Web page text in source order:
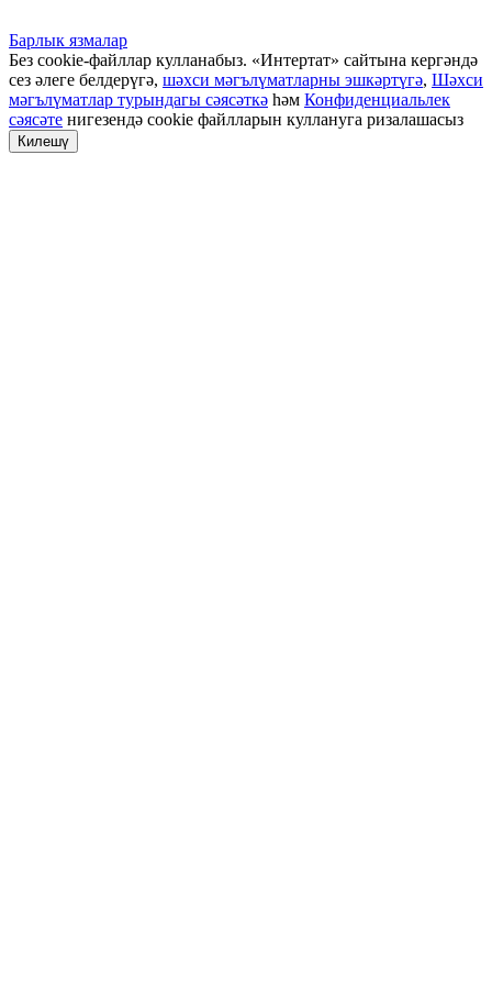
Барлык язмалар
Без cookie-файллар кулланабыз. «Интертат» сайтына кергәндә
сез әлеге белдерүгә, шәхси мәгълүматларны эшкәртүгә, Шәхси
мәгълүматлар турындагы сәясәткә һәм Конфиденциальлек
сәясәте нигезендә cookie файлларын куллануга ризалашасыз
Килешү